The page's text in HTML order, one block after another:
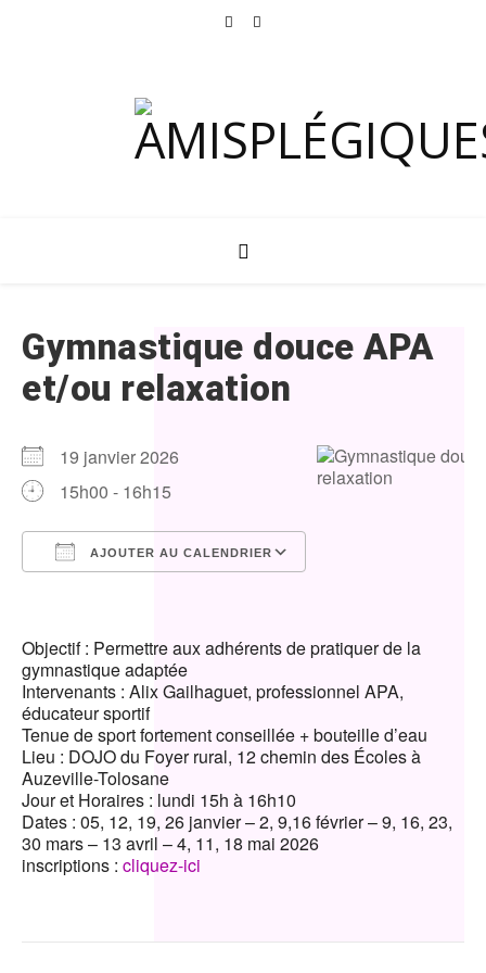
Gymnastique douce APA
et/ou relaxation
19 janvier 2026
15h00 - 16h15
AJOUTER AU CALENDRIER
Objectif : Permettre aux adhérents de pratiquer de la
gymnastique adaptée
Intervenants : Alix Gailhaguet, professionnel APA,
éducateur sportif
Tenue de sport fortement conseillée + bouteille d’eau
Lieu : DOJO du Foyer rural, 12 chemin des Écoles à
Auzeville-Tolosane
Jour et Horaires : lundi 15h à 16h10
Dates : 05, 12, 19, 26 janvier – 2, 9,16 février – 9, 16, 23,
30 mars – 13 avril – 4, 11, 18 mai 2026
inscriptions : cliquez-ici